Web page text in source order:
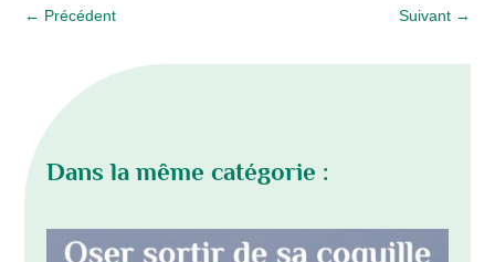
← Précédent Suivant→
Dans la même catégorie :